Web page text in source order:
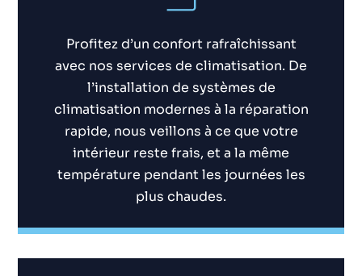
Profitez d’un confort rafraîchissant
avec nos services de climatisation. De
l’installation de systèmes de
climatisation modernes à la réparation
rapide, nous veillons à ce que votre
intérieur reste frais, et a la même
température pendant les journées les
plus chaudes.